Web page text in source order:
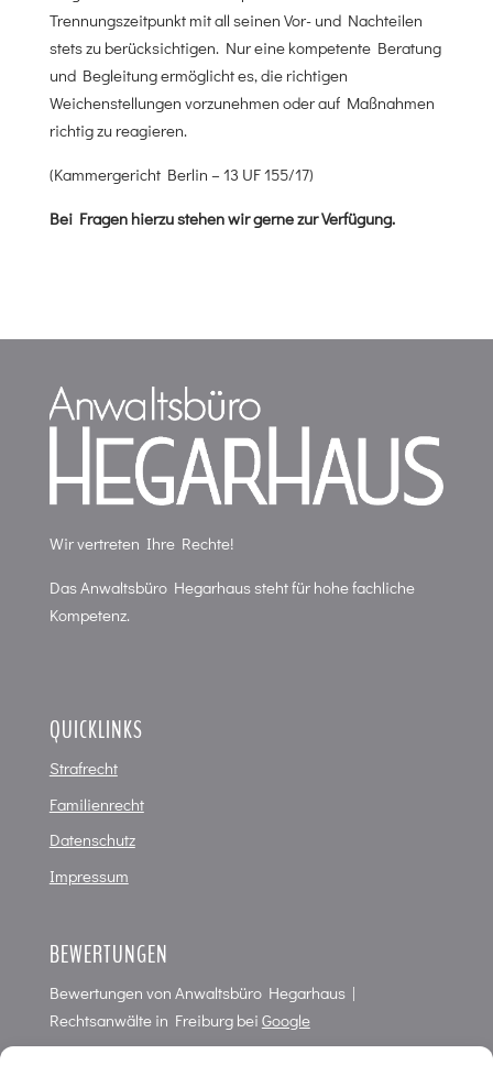
Trennungszeitpunkt mit all seinen Vor- und Nachteilen
stets zu berücksichtigen. Nur eine kompetente Beratung
und Begleitung ermöglicht es, die richtigen
Weichenstellungen vorzunehmen oder auf Maßnahmen
richtig zu reagieren.
(Kammergericht Berlin – 13 UF 155/17)
Bei Fragen hierzu stehen wir gerne zur Verfügung.
Wir vertreten Ihre Rechte!
Das Anwaltsbüro Hegarhaus steht für hohe fachliche
Kompetenz.
QUICKLINKS
Strafrecht
Familienrecht
Datenschutz
Impressum
BEWERTUNGEN
Bewertungen von Anwaltsbüro Hegarhaus |
Rechtsanwälte in Freiburgbei Google